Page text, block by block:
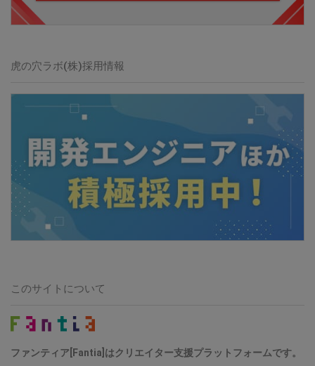
虎の穴ラボ(株)採用情報
このサイトについて
ファンティア[Fantia]はクリエイター支援プラットフォームです。